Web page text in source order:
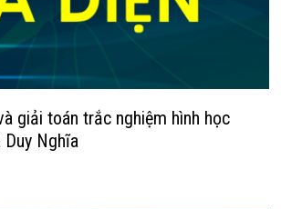
giải toán trắc nghiệm hình học
Nghĩa